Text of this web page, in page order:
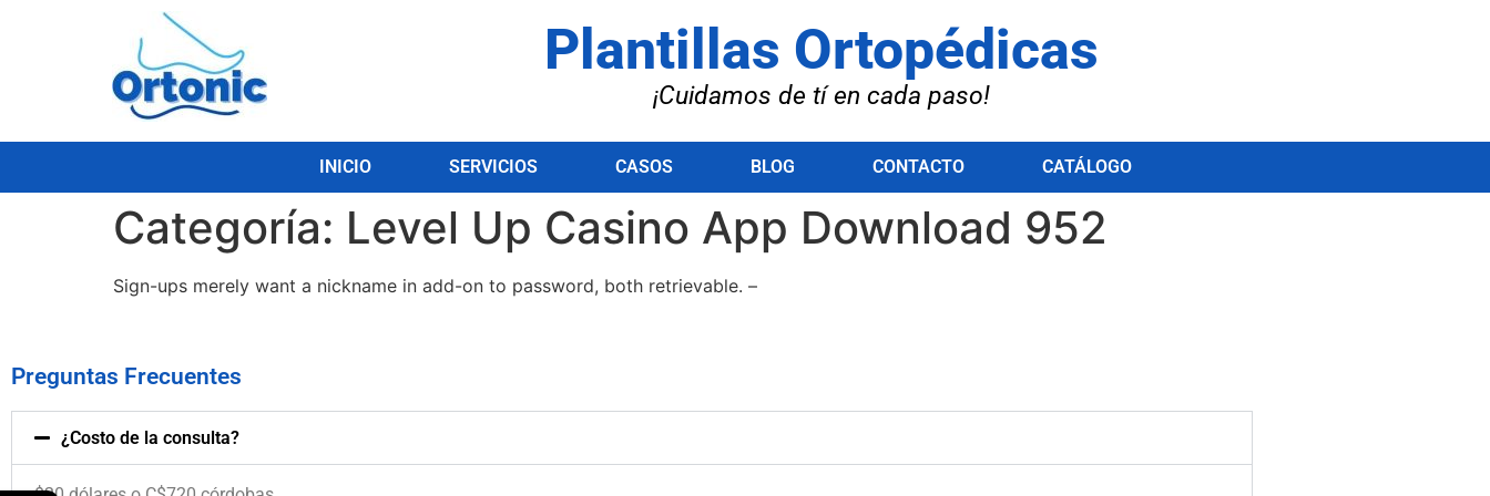
Plantillas Ortopédicas
¡Cuidamos de tí en cada paso!
INICIO SERVICIOS CASOS BLOG CONTACTO CATÁLOGO
Categoría: Level Up Casino App Download 952
Sign-ups merely want a nickname in add-on to password, both retrievable. –
Preguntas Frecuentes
¿Costo de la consulta?